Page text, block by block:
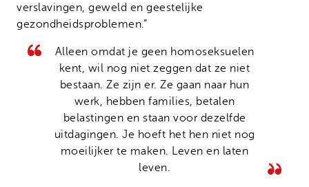
verslavingen, geweld en geestelijke
gezondheidsproblemen.”
Alleen omdat je geen homoseksuelen
kent, wil nog niet zeggen dat ze niet
bestaan. Ze zijn er. Ze gaan naar hun
werk, hebben families, betalen
belastingen en staan voor dezelfde
uitdagingen. Je hoeft het hen niet nog
moeilijker te maken. Leven en laten
leven.